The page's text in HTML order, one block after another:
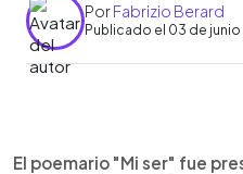
PorFabrizio Berard
Publicado el 03 de
Escuchar artículo
El poemario "Mi ser" fue